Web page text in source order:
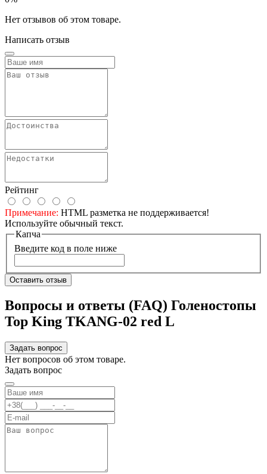
Нет отзывов об этом товаре.
Написать отзыв
Рейтинг
Примечание: HTML разметка не поддерживается!
Используйте обычный текст.
Капча
Введите код в поле ниже
Оставить отзыв
Вопросы и ответы (FAQ) Голеностопы
Top King TKANG-02 red L
Задать вопрос
Нет вопросов об этом товаре.
Задать вопрос